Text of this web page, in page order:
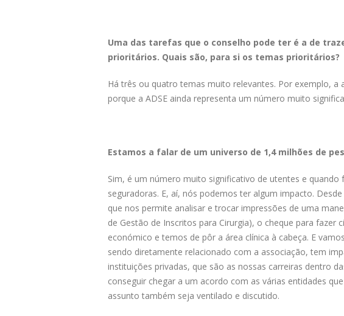
Uma das tarefas que o conselho pode ter é a de
prioritários. Quais são, para si os temas prioritários?
Há três ou quatro temas muito relevantes. Por exemplo,
porque a ADSE ainda representa um número muito
Estamos a falar de um universo de 1,4 milhões de
Sim, é um número muito significativo de utentes e
seguradoras. E, aí, nós podemos ter algum impacto.
que nos permite analisar e trocar impressões de uma
de Gestão de Inscritos para Cirurgia), o cheque para fazer
económico e temos de pôr a área clínica à cabeça. E
sendo diretamente relacionado com a associação, tem
instituições privadas, que são as nossas carreiras dentro
conseguir chegar a um acordo com as várias entidades
assunto também seja ventilado e discutido.